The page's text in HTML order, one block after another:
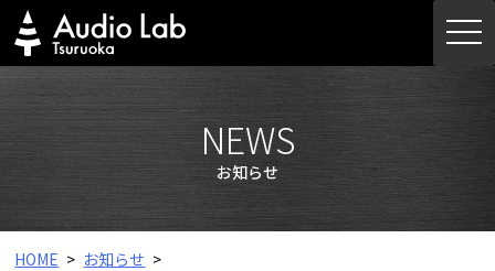
Skip
to
content
NEWS
お知らせ
HOME
お知らせ